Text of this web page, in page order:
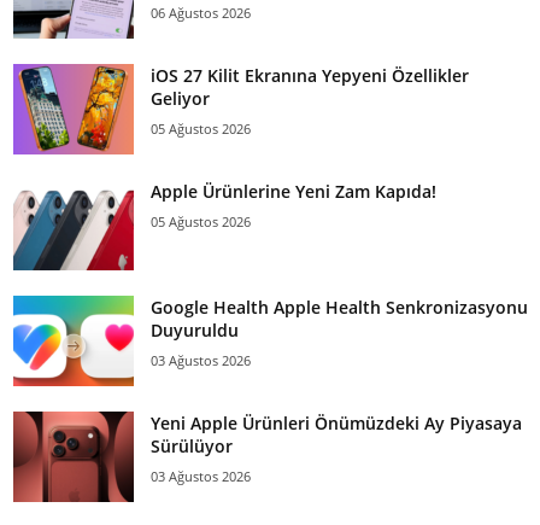
06 Ağustos 2026
iOS 27 Kilit Ekranına Yepyeni Özellikler
Geliyor
05 Ağustos 2026
Apple Ürünlerine Yeni Zam Kapıda!
05 Ağustos 2026
Google Health Apple Health Senkronizasyonu
Duyuruldu
03 Ağustos 2026
Yeni Apple Ürünleri Önümüzdeki Ay Piyasaya
Sürülüyor
03 Ağustos 2026